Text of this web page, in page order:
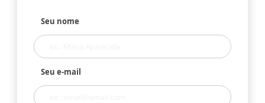
Seu nome
Seu e-mail